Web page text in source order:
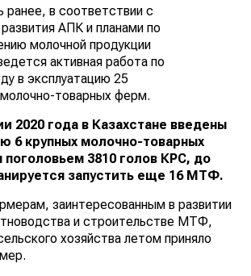
ранее, в соответствии с
АПК и планами по
молочной продукции
активная работа по
в эксплуатацию 25
товарных ферм.
2020 года в Казахстане введены
6 крупных молочно-товарных
3810 голов КРС, до
запустить еще 16 МТФ.
заинтересованным в развитии
и строительстве МТФ,
хозяйства летом приняло